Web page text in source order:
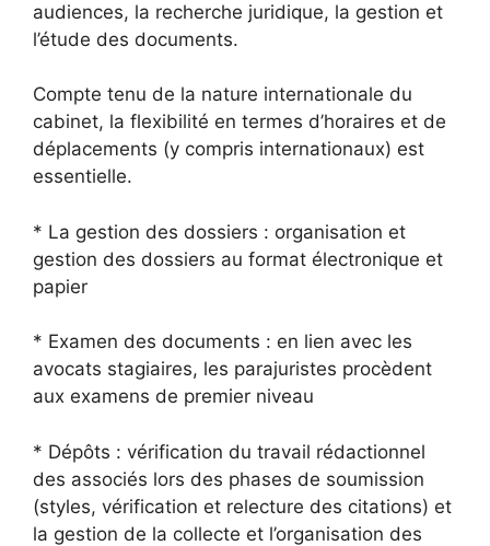
audiences, la recherche juridique, la gestion et
l’étude des documents.
Compte tenu de la nature internationale du
cabinet, la flexibilité en termes d’horaires et de
déplacements (y compris internationaux) est
essentielle.
* La gestion des dossiers : organisation et
gestion des dossiers au format électronique et
papier
* Examen des documents : en lien avec les
avocats stagiaires, les parajuristes procèdent
aux examens de premier niveau
* Dépôts : vérification du travail rédactionnel
des associés lors des phases de soumission
(styles, vérification et relecture des citations) et
la gestion de la collecte et l’organisation des